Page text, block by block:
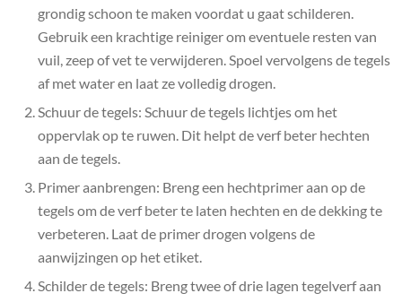
grondig schoon te maken voordat u gaat schilderen.
Gebruik een krachtige reiniger om eventuele resten van
vuil, zeep of vet te verwijderen. Spoel vervolgens de tegels
af met water en laat ze volledig drogen.
Schuur de tegels: Schuur de tegels lichtjes om het
oppervlak op te ruwen. Dit helpt de verf beter hechten
aan de tegels.
Primer aanbrengen: Breng een hechtprimer aan op de
tegels om de verf beter te laten hechten en de dekking te
verbeteren. Laat de primer drogen volgens de
aanwijzingen op het etiket.
Schilder de tegels: Breng twee of drie lagen tegelverf aan